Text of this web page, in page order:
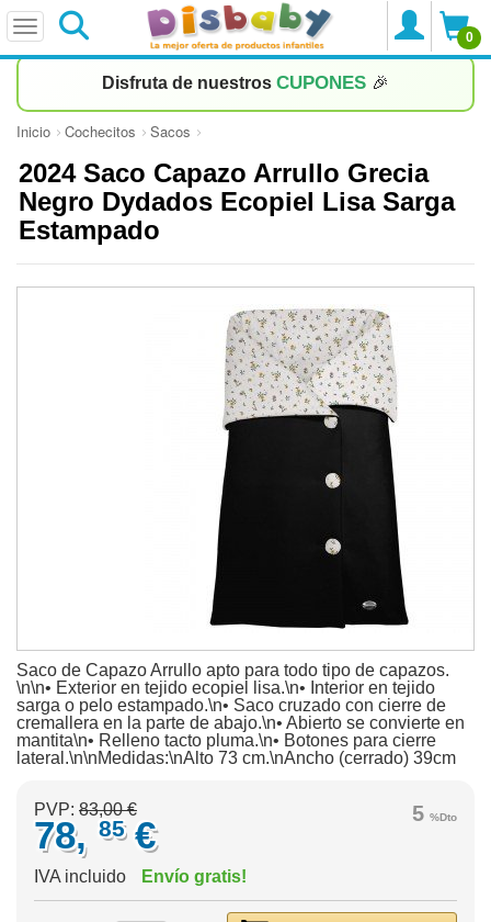
0
Disfruta de nuestros CUPONES 🎉
Inicio Cochecitos Sacos
2024 Saco Capazo Arrullo Grecia
Negro Dydados Ecopiel Lisa Sarga
Estampado
Saco de Capazo Arrullo apto para todo tipo de capazos.
\n\n• Exterior en tejido ecopiel lisa.\n• Interior en tejido
sarga o pelo estampado.\n• Saco cruzado con cierre de
cremallera en la parte de abajo.\n• Abierto se convierte en
mantita\n• Relleno tacto pluma.\n• Botones para cierre
lateral.\n\nMedidas:\nAlto 73 cm.\nAncho (cerrado) 39cm
5 %Dto
PVP: 83,00 €
78, 85 €
IVA incluido Envío gratis!